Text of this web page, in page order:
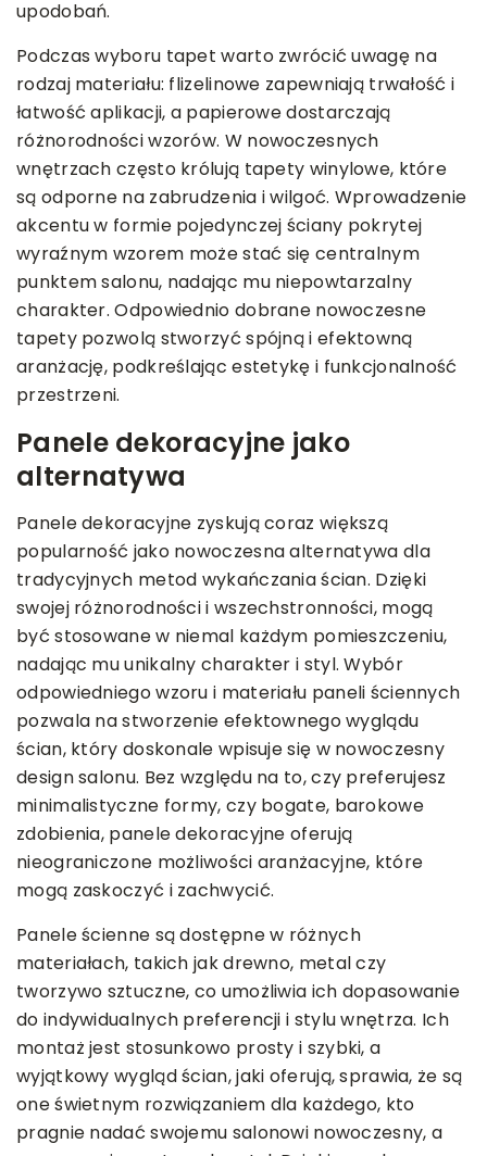
upodobań.
Podczas wyboru tapet warto zwrócić uwagę na
rodzaj materiału: flizelinowe zapewniają trwałość i
łatwość aplikacji, a papierowe dostarczają
różnorodności wzorów. W nowoczesnych
wnętrzach często królują tapety winylowe, które
są odporne na zabrudzenia i wilgoć. Wprowadzenie
akcentu w formie pojedynczej ściany pokrytej
wyraźnym wzorem może stać się centralnym
punktem salonu, nadając mu niepowtarzalny
charakter. Odpowiednio dobrane nowoczesne
tapety pozwolą stworzyć spójną i efektowną
aranżację, podkreślając estetykę i funkcjonalność
przestrzeni.
Panele dekoracyjne jako
alternatywa
Panele dekoracyjne zyskują coraz większą
popularność jako nowoczesna alternatywa dla
tradycyjnych metod wykańczania ścian. Dzięki
swojej różnorodności i wszechstronności, mogą
być stosowane w niemal każdym pomieszczeniu,
nadając mu unikalny charakter i styl. Wybór
odpowiedniego wzoru i materiału paneli ściennych
pozwala na stworzenie efektownego wyglądu
ścian, który doskonale wpisuje się w nowoczesny
design salonu. Bez względu na to, czy preferujesz
minimalistyczne formy, czy bogate, barokowe
zdobienia, panele dekoracyjne oferują
nieograniczone możliwości aranżacyjne, które
mogą zaskoczyć i zachwycić.
Panele ścienne są dostępne w różnych
materiałach, takich jak drewno, metal czy
tworzywo sztuczne, co umożliwia ich dopasowanie
do indywidualnych preferencji i stylu wnętrza. Ich
montaż jest stosunkowo prosty i szybki, a
wyjątkowy wygląd ścian, jaki oferują, sprawia, że są
one świetnym rozwiązaniem dla każdego, kto
pragnie nadać swojemu salonowi nowoczesny, a